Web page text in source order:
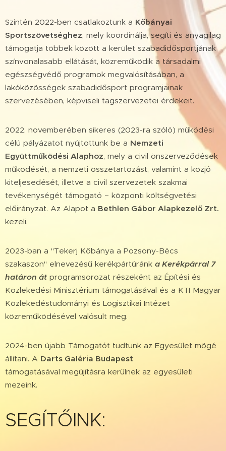
Szintén 2022-ben csatlakoztunk a Kőbányai
Sportszövetséghez, mely koordinálja, segíti és anyagilag
támogatja többek között a kerület szabadidősportjának
színvonalasabb ellátását, közreműködik a társadalmi
egészségvédő programok megvalósításában, a
lakóközösségek szabadidősport programjainak
szervezésében, képviseli tagszervezetei érdekeit.
2022. novemberében sikeres (2023-ra szóló) működési
célú pályázatot nyújtottunk be a Nemzeti
Együttműködési Alaphoz, mely a civil önszerveződések
működését, a nemzeti összetartozást, valamint a közjó
kiteljesedését, illetve a civil szervezetek szakmai
tevékenységét támogató – központi költségvetési
előirányzat. Az Alapot a Bethlen Gábor Alapkezelő Zrt.
kezeli.
2023-ban a "Tekerj Kőbánya a Pozsony-Bécs
szakaszon" elnevezésű kerékpártúránk a Kerékpárral 7
határon át programsorozat részeként az Építési és
Közlekedési Minisztérium támogatásával és a KTI Magyar
Közlekedéstudományi és Logisztikai Intézet
közreműködésével valósult meg.
2024-ben újabb Támogatót tudtunk az Egyesület mögé
állítani. A Darts Galéria Budapest
támogatásával megújításra kerülnek az egyesületi
mezeink.
SEGÍTŐINK: